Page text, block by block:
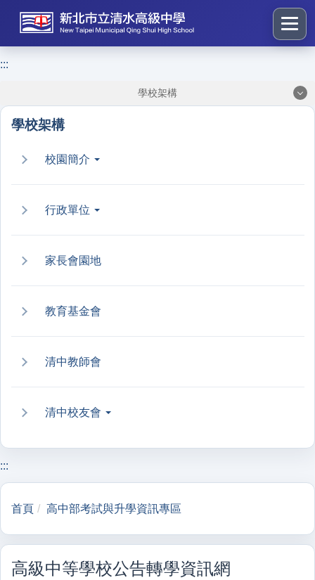
到
塊
:::
學校架構
學校架構
校園簡介
行政單位
家長會園地
教育基金會
清中教師會
清中校友會
:::
首頁 高中部考試與升學資訊專區
高級中等學校公告轉學資訊網